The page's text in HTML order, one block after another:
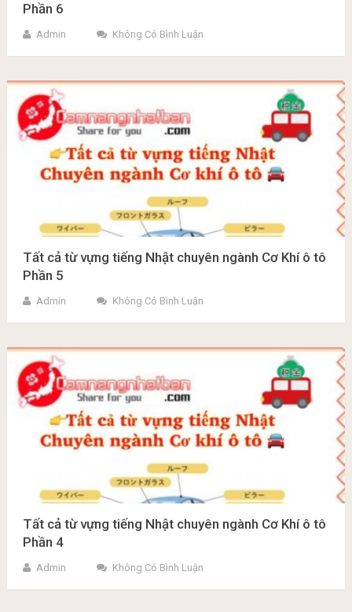
Phần 6
Admin Không Có Bình Luận
Tất cả từ vựng tiếng Nhật chuyên ngành Cơ Khí ô tô
Phần 5
Admin Không Có Bình Luận
Tất cả từ vựng tiếng Nhật chuyên ngành Cơ Khí ô tô
Phần 4
Admin Không Có Bình Luận